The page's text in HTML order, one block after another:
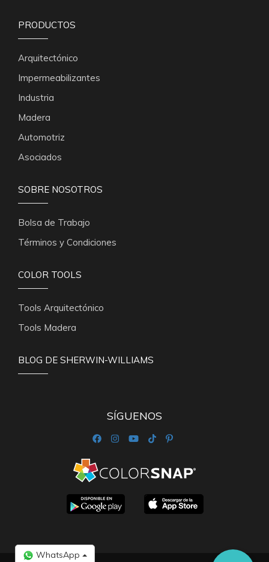
WhatsApp
PRODUCTOS
Arquitectónico
Impermeabilizantes
Industria
Madera
Automotriz
Asociados
SOBRE NOSOTROS
Bolsa de Trabajo
Términos y Condiciones
COLOR TOOLS
Tools Arquitectónico
Tools Madera
BLOG DE SHERWIN-WILLIAMS
SÍGUENOS